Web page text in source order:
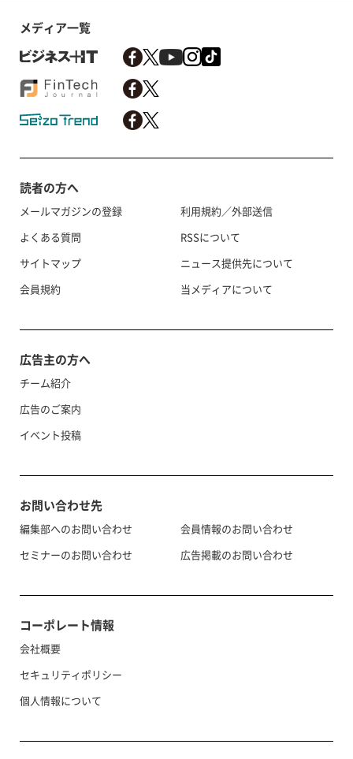
メディア一覧
読者の方へ
メールマガジンの登録
よくある質問
サイトマップ
会員規約
利用規約／外部送信
RSSについて
ニュース提供先について
当メディアについて
広告主の方へ
チーム紹介
広告のご案内
イベント投稿
お問い合わせ先
編集部へのお問い合わせ
セミナーのお問い合わせ
会員情報のお問い合わせ
広告掲載のお問い合わせ
コーポレート情報
会社概要
セキュリティポリシー
個人情報について